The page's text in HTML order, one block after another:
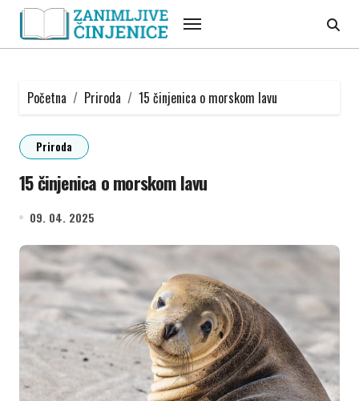
content
Početna Priroda 15 činjenica o morskom lavu
Priroda
15 činjenica o morskom lavu
09. 04. 2025